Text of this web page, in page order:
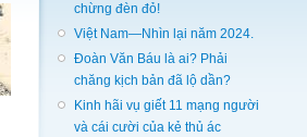
chừng đèn đỏ!
Việt Nam—Nhìn lại năm 2024.
Đoàn Văn Báu là ai? Phải
chăng kịch bản đã lộ dần?
Kinh hãi vụ giết 11 mạng người
và cái cười của kẻ thủ ác